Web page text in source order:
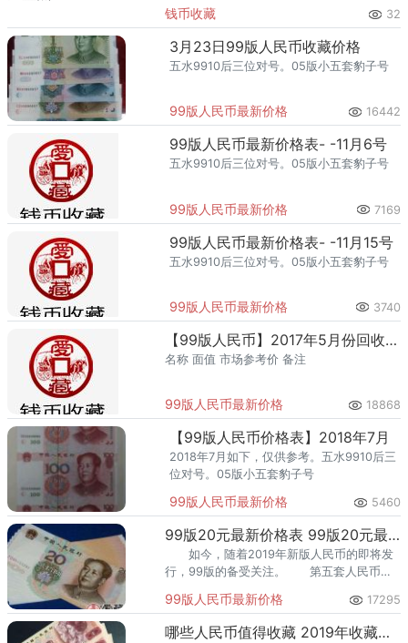
熊猫金币的需求就明显升温，但鱼龙混杂的
回收渠道里，能精准识别版别溢
钱币收藏 32
3月23日99版人民币收藏价格
五水9910后三位对号。05版小五套豹子号
99版人民币最新价格 16442
99版人民币最新价格表- -11月6号
五水9910后三位对号。05版小五套豹子号
99版人民币最新价格 7169
99版人民币最新价格表- -11月15号
五水9910后三位对号。05版小五套豹子号
99版人民币最新价格 3740
【99版人民币】2017年5月份回收价格表
名称 面值 市场参考价 备注
99版人民币最新价格 18868
【99版人民币价格表】2018年7月
2018年7月如下，仅供参考。五水9910后三
位对号。05版小五套豹子号
99版人民币最新价格 5460
99版20元最新价格表 99版20元最新市场价格是多少？
如今，随着2019年新版人民币的即将发
行，99版的备受关注。 第五套人民币当
纸币是其中佼佼者。
99版人民币最新价格 17295
哪些人民币值得收藏 2019年收藏的热点人民币